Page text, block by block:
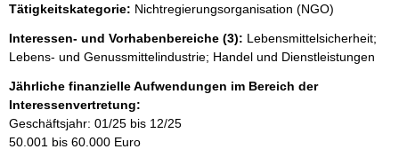
Tätigkeitskategorie: Nichtregierungsorganisation (NGO)
Interessen- und Vorhabenbereiche (3): Lebensmittelsicherheit;
Lebens- und Genussmittelindustrie; Handel und Dienstleistungen
Jährliche finanzielle Aufwendungen im Bereich der
Interessenvertretung:
Geschäftsjahr: 01/25 bis 12/25
50.001 bis 60.000 Euro